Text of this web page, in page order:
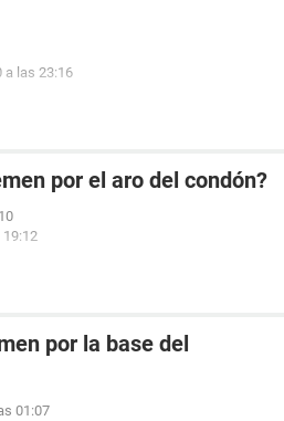
a las 23:16
por el aro del condón?
19:12
por la base del
01:07